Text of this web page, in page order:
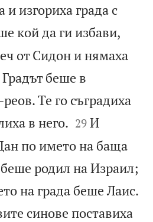
и изгориха града с
кой да ги избави,
от Сидон и нямаха
беше в
Те го съградиха
в него. 

29 И
по името на баща
родил на Израил;
на града беше Лаис.
синове поставиха